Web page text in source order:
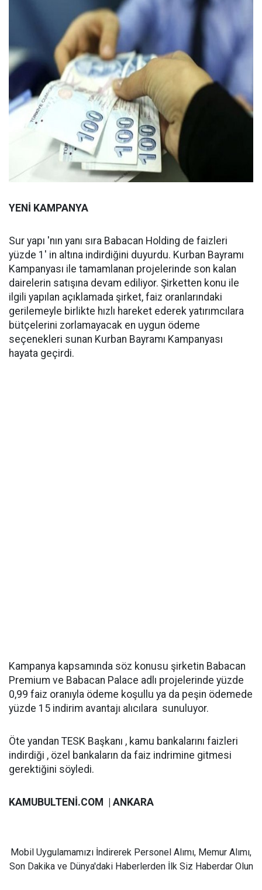
YENİ KAMPANYA
Sur yapı 'nın yanı sıra Babacan Holding de faizleri
yüzde 1' in altına indirdiğini duyurdu. Kurban Bayramı
Kampanyası ile tamamlanan projelerinde son kalan
dairelerin satışına devam ediliyor. Şirketten konu ile
ilgili yapılan açıklamada şirket, faiz oranlarındaki
gerilemeyle birlikte hızlı hareket ederek yatırımcılara
bütçelerini zorlamayacak en uygun ödeme
seçenekleri sunan Kurban Bayramı Kampanyası
hayata geçirdi.
Kampanya kapsamında söz konusu şirketin Babacan
Premium ve Babacan Palace adlı projelerinde yüzde
0,99 faiz oranıyla ödeme koşullu ya da peşin ödemede
yüzde 15 indirim avantajı alıcılara sunuluyor.
Öte yandan TESK Başkanı , kamu bankalarını faizleri
indirdiği , özel bankaların da faiz indrimine gitmesi
gerektiğini söyledi.
KAMUBULTENİ.COM | ANKARA
Mobil Uygulamamızı İndirerek Personel Alımı, Memur Alımı,
Son Dakika ve Dünya'daki Haberlerden İlk Siz Haberdar Olun